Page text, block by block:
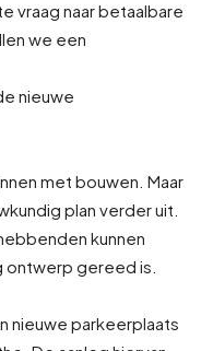
vraag naar betaalbare
we een
nieuwe
met bouwen. Maar
plan verder uit.
kunnen
gereed is.
nieuwe parkeerplaats